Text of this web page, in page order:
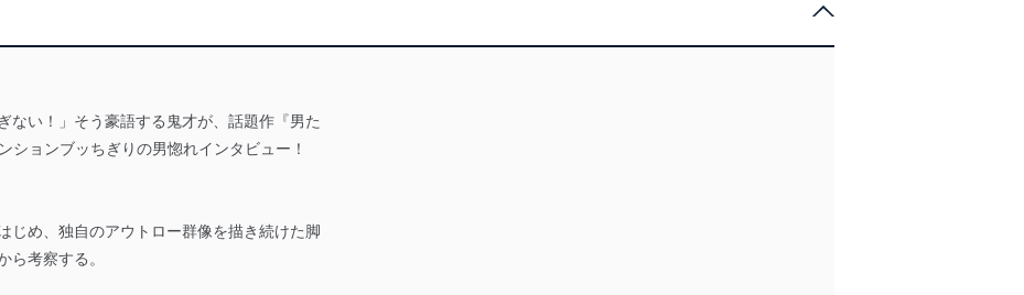
ない！」そう豪語する鬼才が、話題作『男た
ションブッちぎりの男惚れインタビュー！
じめ、独自のアウトロー群像を描き続けた脚
ら考察する。